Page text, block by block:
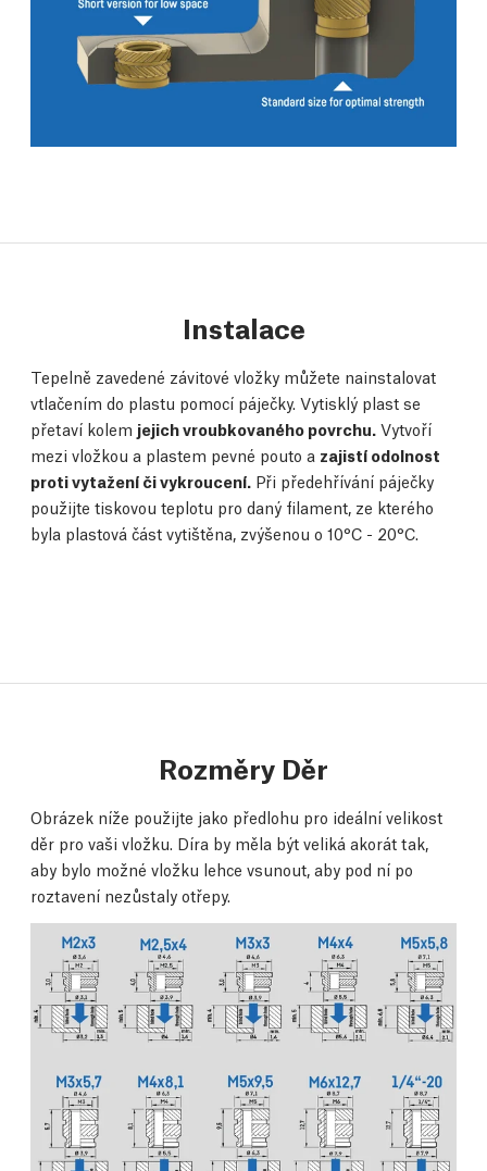
Instalace
Tepelně zavedené závitové vložky můžete nainstalovat
vtlačením do plastu pomocí páječky. Vytisklý plast se
přetaví kolem jejich vroubkovaného povrchu. Vytvoří
mezi vložkou a plastem pevné pouto a zajistí odolnost
proti vytažení či vykroucení. Při předehřívání páječky
použijte tiskovou teplotu pro daný filament, ze kterého
byla plastová část vytištěna, zvýšenou o 10°C - 20°C.
Rozměry Děr
Obrázek níže použijte jako předlohu pro ideální velikost
děr pro vaši vložku. Díra by měla být veliká akorát tak,
aby bylo možné vložku lehce vsunout, aby pod ní po
roztavení nezůstaly otřepy.